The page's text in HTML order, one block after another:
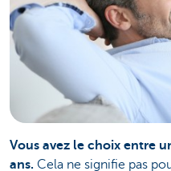
Vous avez le choix entre
ans. Cela ne signifie pas